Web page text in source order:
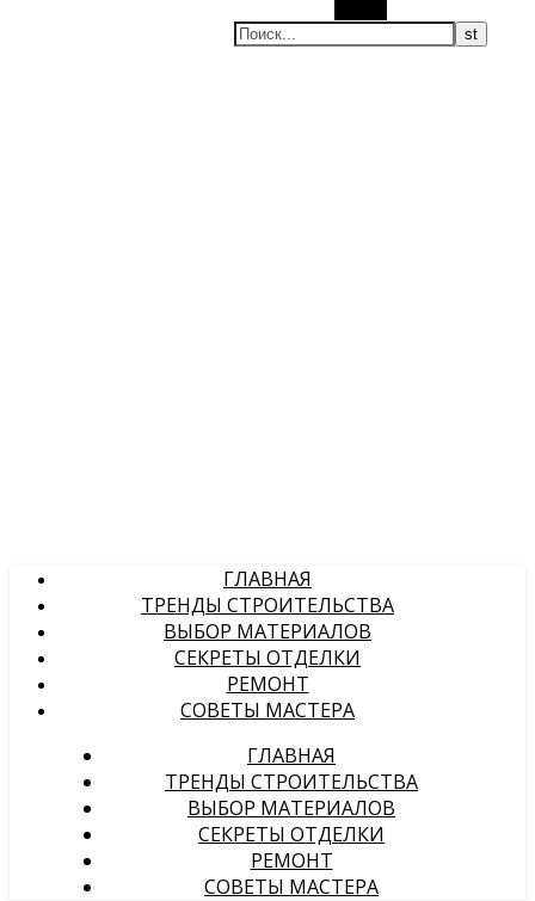
ГЛАВНАЯ
ТРЕНДЫ СТРОИТЕЛЬСТВА
ВЫБОР МАТЕРИАЛОВ
СЕКРЕТЫ ОТДЕЛКИ
РЕМОНТ
СОВЕТЫ МАСТЕРА
ГЛАВНАЯ
ТРЕНДЫ СТРОИТЕЛЬСТВА
ВЫБОР МАТЕРИАЛОВ
СЕКРЕТЫ ОТДЕЛКИ
РЕМОНТ
СОВЕТЫ МАСТЕРА